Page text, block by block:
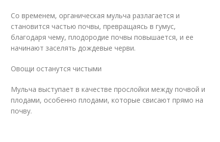
Со временем, органическая мульча разлагается и
становится частью почвы, превращаясь в гумус,
благодаря чему, плодородие почвы повышается, и ее
начинают заселять дождевые черви.
Овощи останутся чистыми
Мульча выступает в качестве прослойки между почвой и
плодами, особенно плодами, которые свисают прямо на
почву.